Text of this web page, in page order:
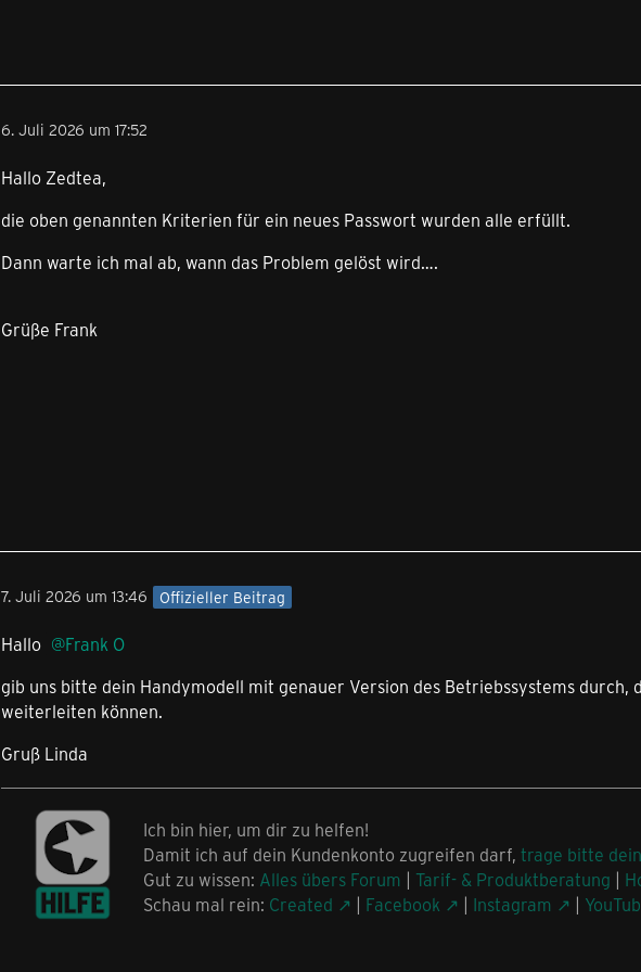
6. Juli 2026 um 17:52
Hallo Zedtea,
die oben genannten Kriterien für ein neues Passwort wurden alle erfüllt.
Dann warte ich mal ab, wann das Problem gelöst wird….
Grüße Frank
7. Juli 2026 um 13:46 Offizieller Beitrag
Hallo
Frank O
gib uns bitte dein Handymodell mit genauer Version des Betriebssystems
weiterleiten können.
Gruß Linda
Ich bin hier, um dir zu helfen!
Damit ich auf dein Kundenkonto zugreifen darf, trage bitte
Gut zu wissen: Alles übers Forum | Tarif- & Produktberatung |
Schau mal rein: Created | Facebook | Instagram |